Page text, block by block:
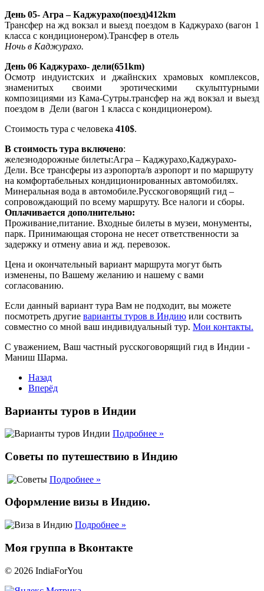
День 05- Агра – Каджурахо(поезд)412km
Трансфер на жд вокзал и выезд поездом в Каджурахо (вагон 1
класса с кондиционером).Трансфер в отель
Ночь в Каджурахо.
День 06 Каджурахо- дели(651km)
Осмотр индуистских и джайнских храмовых комплексов,
знаменитых своими эротическими скульптурными
композициями из Кама-Сутры.трансфер на жд вокзал и выезд
поездом в Дели (вагон 1 класса с кондиционером).
Стоимость тура с человека 410$.
В стоимость тура включено:
железнодорожные билеты:Агра – Каджурахо,Каджурахо-
Дели. Все трансферы из аэропорта/в аэропорт и по маршруту
на комфортабельных кондиционированных автомобилях.
Минеральная вода в автомобиле.Русскоговорящий гид –
сопровождающий по всему маршруту. Все налоги и сборы.
Оплачивается дополнительно:
Проживание,питание. Входные билеты в музеи, монументы,
парк. Принимающая сторона не несет ответственности за
задержку и отмену авиа и жд. перевозок.
Цена и окончательный вариант маршрута могут быть
изменены, по Вашему желанию и нашему с вами
согласованию.
Если данный вариант тура Вам не подходит, вы можете
посмотреть другие варианты туров в Индию или соствить
совместно со мной ваш индивидуальный тур. Мои контакты.
С уважением, Ваш частный русскоговорящий гид в Индии -
Маниш Шарма.
Назад
Вперёд
Варианты туров в Индии
Подробнее »
Советы по путешествию в Индию
Подробнее »
Оформление визы в Индию.
Подробнее »
Моя группа в Вконтакте
© 2026 IndiaForYou